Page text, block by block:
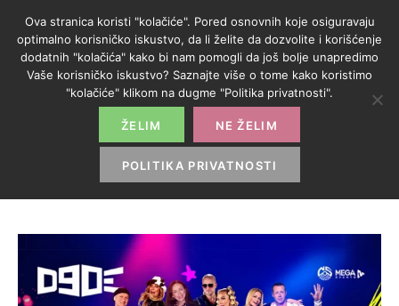
KATEGORIJA:
Ova stranica koristi "kolačiće". Pored osnovnih koje osiguravaju
optimalno korisničko iskustvo, da li želite da dozvolite i korišćenje
dodatnih "kolačića" kako bi nam pomogli da još bolje unapredimo
Vaše korisničko iskustvo? Saznajte više o tome kako koristimo
"kolačiće" klikom na dugme "Politika privatnosti".
ŽELIM NE ŽELIM
POLITIKA PRIVATNOSTI